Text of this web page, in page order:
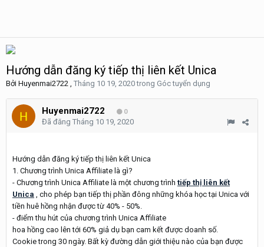
Hướng dẫn đăng ký tiếp thị liên kết Unica
Bởi Huyenmai2722 , Tháng 10 19, 2020trong Góc tuyển dụng
Huyenmai2722 0
Đã đăng Tháng 10 19, 2020
Hướng dẫn đăng ký tiếp thị liên kết Unica
1. Chương trình Unica Affiliate là gì?
- Chương trình Unica Affiliate là một chương trình tiếp thị liên kết
Unica , cho phép bạn tiếp thị phần đông những khóa học tại Unica với
tiền huê hồng nhận được từ 40% - 50%.
- điểm thu hút của chương trình Unica Affiliate
hoa hồng cao lên tới 60% giả dụ bạn cam kết được doanh số.
Cookie trong 30 ngày. Bất kỳ đường dẫn giới thiệu nào của bạn được